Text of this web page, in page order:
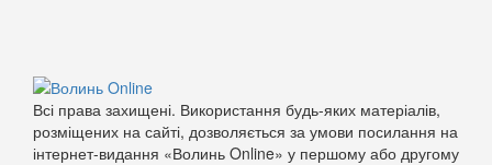
Всі права захищені. Використання будь-яких матеріалів,
розміщених на сайті, дозволяється за умови посилання на
інтернет-видання «Волинь Online» у першому або другому